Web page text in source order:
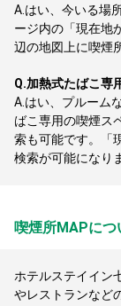
A. はい、今いる場
ージ内の「現在地
辺の地図上に喫煙
Q.加熱式たばこ専
A. はい、プルーム
ばこ専用の喫煙ス
索も可能です。「
検索が可能になり
喫煙所MAPにつ
ホテルステイイン
やレストランなど